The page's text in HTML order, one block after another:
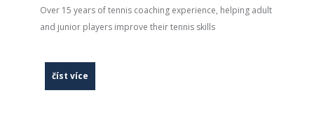
Over 15 years of tennis coaching experience, helping adult
and junior players improve their tennis skills
číst více